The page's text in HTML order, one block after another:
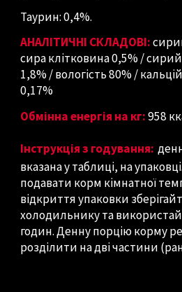
Таурин: 0,4%.
АНАЛІТИЧНІ СКЛАДОВІ:
сира клітковина 0,5% /
1,8% / вологість 80% /
0,17%
Обмінна енергія на кг: 958
Інструкція з годування:
вказана у таблиці, на
подавати корм кімнатної
відкриття упаковки
холодильнику та
годин. Денну порцію корму
розділити на дві частини